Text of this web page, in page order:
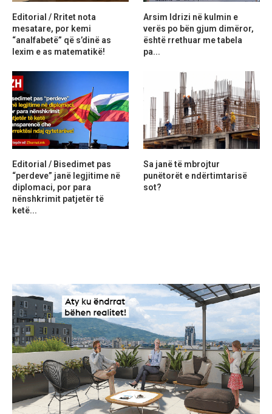
Editorial / Rritet nota
mesatare, por kemi
“analfabetë” që s’dinë as
lexim e as matematikë!
Arsim Idrizi në kulmin e
verës po bën gjum dimëror,
është rrethuar me tabela
pa...
Editorial / Bisedimet pas
“perdeve” janë legjitime në
diplomaci, por para
nënshkrimit patjetër të
ketë...
Sa janë të mbrojtur
punëtorët e ndërtimtarisë
sot?